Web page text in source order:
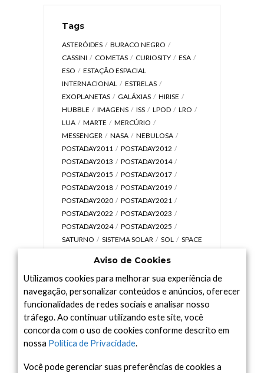
Tags
ASTERÓIDES
BURACO NEGRO
CASSINI
COMETAS CURIOSITY
ESA
ESO
ESTAÇÃO ESPACIAL
INTERNACIONAL
ESTRELAS
EXOPLANETAS
GALÁXIAS
HIRISE
HUBBLE
IMAGENS ISS LPOD
LRO
LUA
MARTE
MERCÚRIO
MESSENGER
NASA
NEBULOSA
POSTADAY2011
POSTADAY2012
POSTADAY2013
POSTADAY2014
POSTADAY2015
POSTADAY2017
POSTADAY2018
POSTADAY2019
POSTADAY2020
POSTADAY2021
POSTADAY2022
POSTADAY2023
POSTADAY2024
POSTADAY2025
SATURNO
SISTEMA SOLAR SOL
SPACE
UNIVERSO
VÍDEO
Arquivo
Arquivo
Aviso de Cookies
Utilizamos cookies para melhorar sua experiência de
navegação, personalizar conteúdos e anúncios, oferecer
funcionalidades de redes sociais e analisar nosso
tráfego. Ao continuar utilizando este site, você
concorda com o uso de cookies conforme descrito em
nossa Política de Privacidade.
Você pode gerenciar suas preferências de cookies a